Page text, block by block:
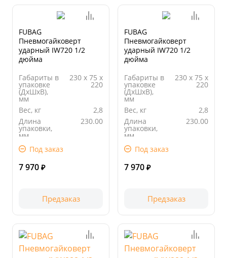
FUBAG
Пневмогайковерт
ударный IW720 1/2
дюйма
Габариты в
упаковке
(ДхШхВ),
мм
230 х 75 х
220
Вес, кг
2,8
Длина
упаковки,
мм
230.00
Ширина
упаковки,
Под заказ
7 970 ₽
Предзаказ
FUBAG
Пневмогайковерт
ударный IW720 1/2
дюйма
Габариты в
упаковке
(ДхШхВ),
мм
230 х 75 х
220
Вес, кг
2,8
Длина
упаковки,
мм
230.00
Ширина
упаковки,
Под заказ
7 970 ₽
Предзаказ